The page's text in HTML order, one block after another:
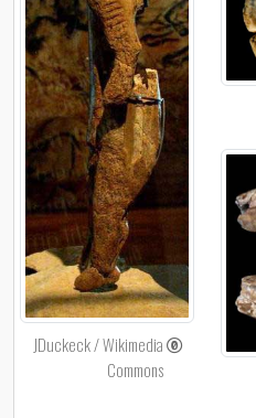
JDuckeck / Wikimedia
Commons